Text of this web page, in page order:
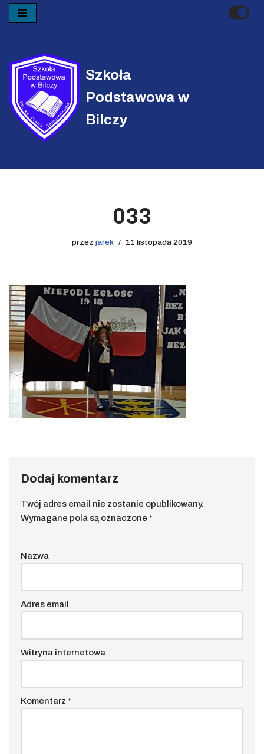
treści
Szkoła
Podstawowa w
Bilczy
033
przez jarek 11 listopada 2019
Dodaj komentarz
Twój adres email nie zostanie opublikowany.
Wymagane pola są oznaczone *
Nazwa
Adres email
Witryna internetowa
Komentarz *